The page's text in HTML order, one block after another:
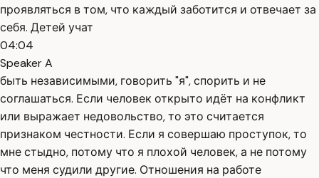
проявляться в том, что каждый заботится и отвечает за
себя. Детей учат
04:04
Speaker A
быть независимыми, говорить "я", спорить и не
соглашаться. Если человек открыто идёт на конфликт
или выражает недовольство, то это считается
признаком честности. Если я совершаю проступок, то
мне стыдно, потому что я плохой человек, а не потому
что меня судили другие. Отношения на работе